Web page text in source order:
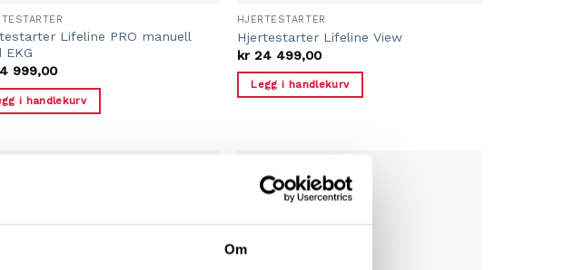
Om
Lifeline PRO manuell
EKG
999,00
i handlekurv
HJERTESTARTER
Hjertestarter Lifeline View
kr24 499,00
Legg i handlekurv